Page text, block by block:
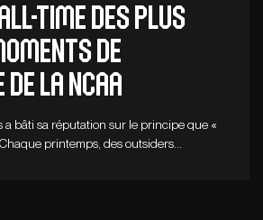
all-time des plus
de
la NCAA
a bâti sa réputation sur le principe que «
printemps, des outsiders…